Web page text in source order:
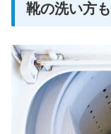
靴の洗い方